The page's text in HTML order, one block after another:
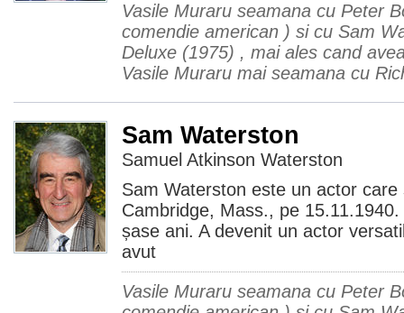
Vasile Muraru seamana cu Peter
comendie american ) si cu Sam
Deluxe (1975) , mai ales cand
Vasile Muraru mai seamana cu
Sam Waterston
Samuel Atkinson Waterston
Sam Waterston este un actor
Cambridge, Mass., pe
șase ani. A devenit un actor
avut
Vasile Muraru seamana cu Peter